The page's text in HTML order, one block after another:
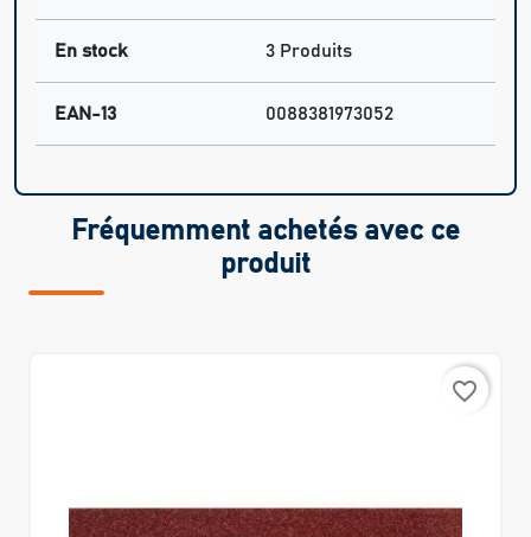
En stock 3 Produits
EAN-13 0088381973052
Fréquemment achetés avec ce
produit
favorite_border